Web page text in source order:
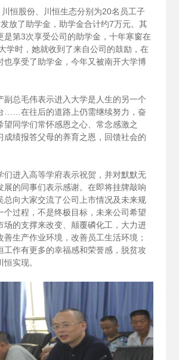
川恒股份、川恒生态分别为20名员工子
放了助学金，助学金合计约7万元。其
是第3次享受公司的助学金，十年寒窗在
学时，她就收到了来自公司的鼓励，在
也享受了助学金，今年又被南开大学博
副总毛伟表示进入大学是人生的另一个
……在往后的道路上仍需继续努力，奋
望同学们常怀感恩之心、常念感激之
成绩报答父母的养育之恩，回馈社会的
们进入高等学府表示祝贺，并对默默无
展的同事们表示感谢。在即将挂牌敲响
总向大家交流了公司上市情况及未来规
个过程，不是终极目标，未来公司希望
场的支撑来改变、颠覆磷化工，大力进
善生产作业环境，改善员工生活环境；
工作有更多的幸福感和荣誉感，脱贫攻
实现。